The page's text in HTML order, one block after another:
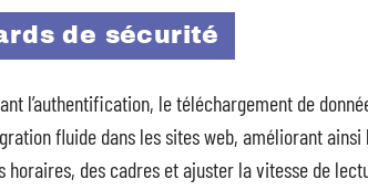
de sécurité
l’authentification, le téléchargement de
fluide dans les sites web, améliorant ainsi
des cadres et ajuster la vitesse de